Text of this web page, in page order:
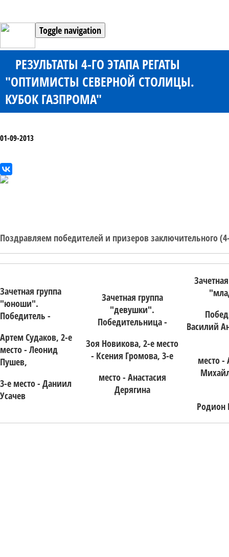
Toggle navigation
РЕЗУЛЬТАТЫ 4-ГО ЭТАПА РЕГАТЫ
"ОПТИМИСТЫ СЕВЕРНОЙ СТОЛИЦЫ.
КУБОК ГАЗПРОМА"
01-09-2013
Поздравляем победителей и призеров заключительного
Зачетная группа
"юноши".
Победитель -
Артем Судаков, 2-е
место - Леонид
Пушев,
3-е место - Даниил
Усачев
Зачетная группа
"девушки".
Победительница -
Зоя Новикова, 2-е место
- Ксения Громова, 3-е
место - Анастасия
Дерягина
Василий
место -
Родион